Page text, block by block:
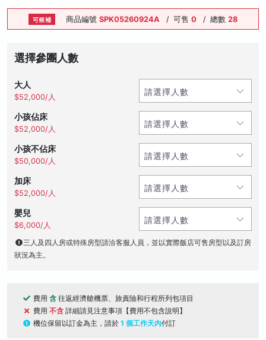
可候補 商品編號SPK05260924A / 可售0 / 總數28
選擇參團人數
大人
$52,000/人
小孩佔床
$52,000/人
小孩不佔床
$50,000/人
加床
$52,000/人
嬰兒
$6,000/人
三人及四人房或特殊房型請洽客服人員，並以實際飯店可售房型以及訂房
狀況為主。
費用 含 往返經濟艙機票、旅責險和行程所列包項目
費用 不含 詳細請見注意事項【費用不包含說明】
機位保留以訂金為主，請於 1 個工作天內付訂